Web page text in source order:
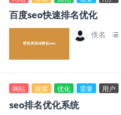
百度seo快速排名优化
佚名
网站 搜索 优化 需要 用户
seo排名优化系统